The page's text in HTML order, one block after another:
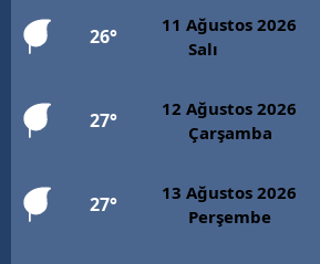
26°
11 Ağustos 2026
Salı
27°
12 Ağustos 2026
Çarşamba
27°
13 Ağustos 2026
Perşembe